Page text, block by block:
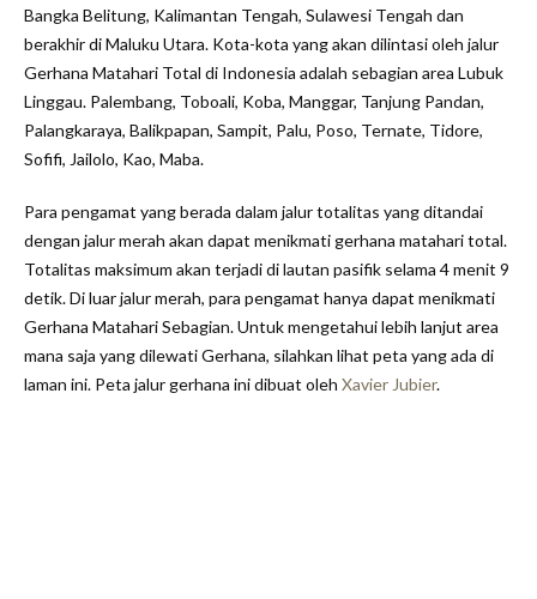
Bangka Belitung, Kalimantan Tengah, Sulawesi Tengah dan
berakhir di Maluku Utara. Kota-kota yang akan dilintasi oleh jalur
Gerhana Matahari Total di Indonesia adalah sebagian area Lubuk
Linggau. Palembang, Toboali, Koba, Manggar, Tanjung Pandan,
Palangkaraya, Balikpapan, Sampit, Palu, Poso, Ternate, Tidore,
Sofifi, Jailolo, Kao, Maba.
Para pengamat yang berada dalam jalur totalitas yang ditandai
dengan jalur merah akan dapat menikmati gerhana matahari total.
Totalitas maksimum akan terjadi di lautan pasifik selama 4 menit 9
detik. Di luar jalur merah, para pengamat hanya dapat menikmati
Gerhana Matahari Sebagian. Untuk mengetahui lebih lanjut area
mana saja yang dilewati Gerhana, silahkan lihat peta yang ada di
laman ini. Peta jalur gerhana ini dibuat oleh Xavier Jubier.